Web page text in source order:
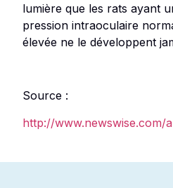
lumière que les rats ayant
pression intraoculaire
élevée ne le développent
Source :
http://